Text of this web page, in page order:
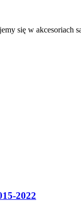
się w akcesoriach
2022